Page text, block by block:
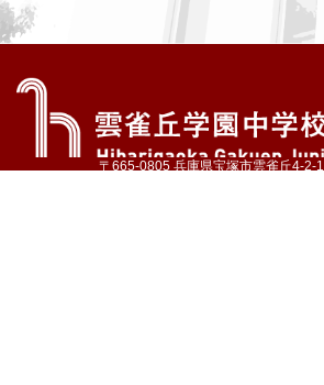
〒665-0805 兵庫県宝塚市雲雀丘4-2-1